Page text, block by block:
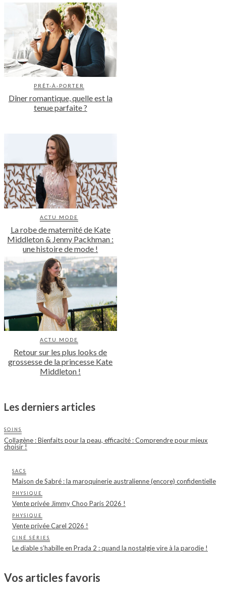
PRÊT-À-PORTER
Dîner romantique, quelle est la
tenue parfaite ?
ACTU MODE
La robe de maternité de Kate
Middleton & Jenny Packhman :
une histoire de mode !
ACTU MODE
Retour sur les plus looks de
grossesse de la princesse Kate
Middleton !
Les derniers articles
SOINS
Collagène : Bienfaits pour la peau, efficacité : Comprendre pour mieux
choisir !
SACS
Maison de Sabré : la maroquinerie australienne (encore) confidentielle
PHYSIQUE
Vente privée Jimmy Choo Paris 2026 !
PHYSIQUE
Vente privée Carel 2026 !
CINÉ SÉRIES
Le diable s’habille en Prada 2 : quand la nostalgie vire à la parodie !
Vos articles favoris